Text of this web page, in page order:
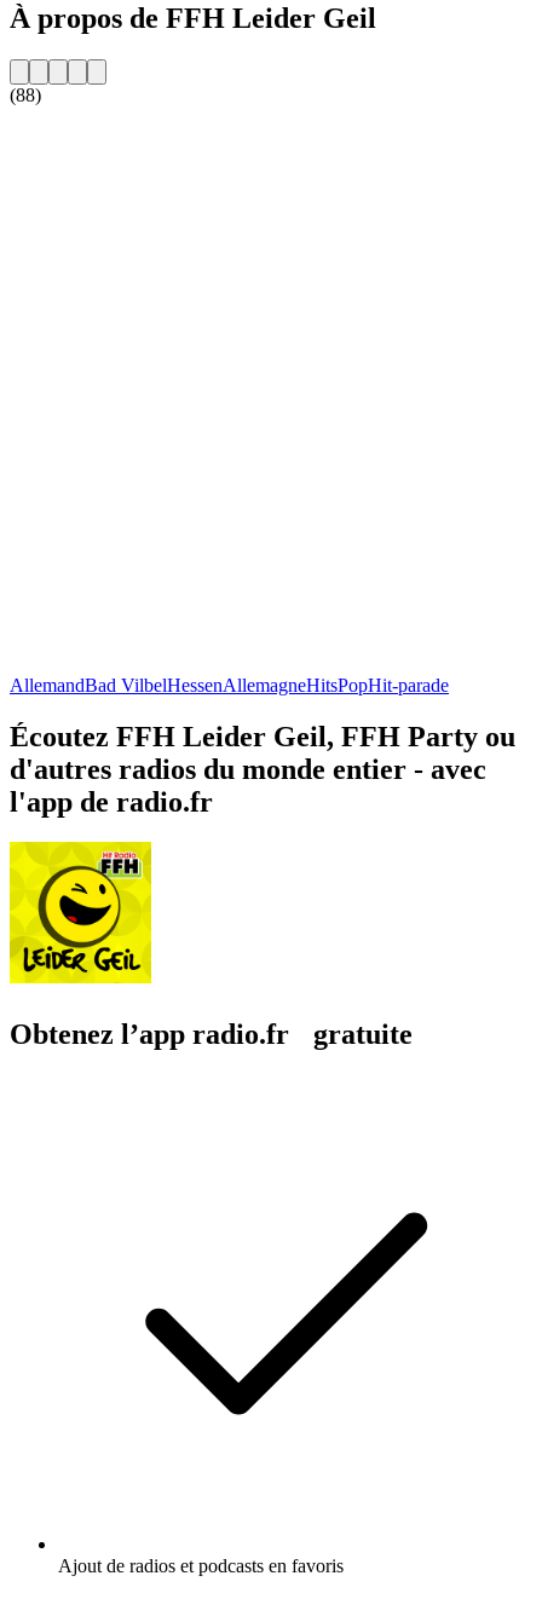
À propos de FFH Leider Geil
(88)
AllemandBad VilbelHessenAllemagneHitsPopHit-parade
Écoutez FFH Leider Geil, FFH Party ou
d'autres radios du monde entier - avec
l'app de radio.fr
Obtenez l’app radio.fr gratuite
Ajout de radios et podcasts en favoris